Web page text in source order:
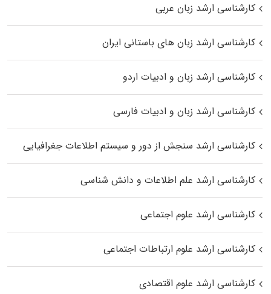
کارشناسی ارشد زبان عربی
کارشناسی ارشد زبان‌ های باستانی ایران
کارشناسی ارشد زبان و ادبیات اردو
کارشناسی ارشد زبان و ادبیات فارسی
کارشناسی ارشد سنجش از دور و سیستم اطلاعات جغرافیایی
کارشناسی ارشد علم اطلاعات و دانش شناسی
کارشناسی ارشد علوم اجتماعی
کارشناسی ارشد علوم ارتباطات اجتماعی
کارشناسی ارشد علوم اقتصادی